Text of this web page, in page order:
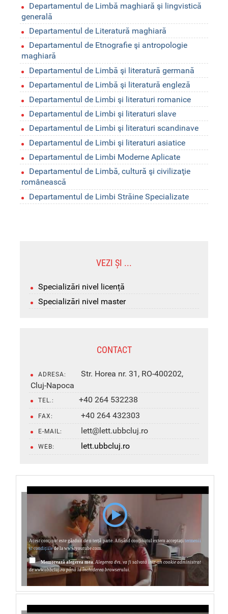
Departamentul de Limbă maghiară şi lingvistică
generală
Departamentul de Literatură maghiară
Departamentul de Etnografie şi antropologie
maghiară
Departamentul de Limbă şi literatură germană
Departamentul de Limbă şi literatură engleză
Departamentul de Limbi şi literaturi romanice
Departamentul de Limbi şi literaturi slave
Departamentul de Limbi şi literaturi scandinave
Departamentul de Limbi şi literaturi asiatice
Departamentul de Limbi Moderne Aplicate
Departamentul de Limbă, cultură şi civilizaţie
românească
Departamentul de Limbi Străine Specializate
VEZI ȘI ...
Specializări nivel licență
Specializări nivel master
CONTACT
ADRESA:
Str. Horea nr. 31, RO-400202,
Cluj-Napoca
TEL.: +40 264 532238
FAX: +40 264 432303
E-MAIL: lett@lett.ubbcluj.ro
WEB: lett.ubbcluj.ro
Acest conținut este găzduit de o terță parte. Afișând conținutul extern acceptațitermenii
și condițiilede la www.youtube.com.
Memorează alegerea mea. Alegerea dvs. va fi salvată într-un cookie administrat
de www.ubbcluj.ro până la închiderea browserului.